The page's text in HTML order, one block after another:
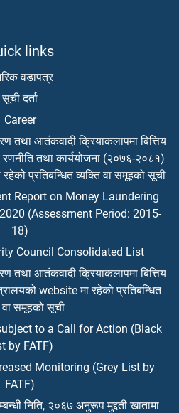
links
वडापत्र
सूची दर्ता
Career
तथा आतंकवादी क्रियाकलापमा बित्तिय
रणनीति तथा कार्ययोजना (२०७६-२०८१)
प्रतिबन्धित व्यक्ति वा समूहको सूची
Report on Money Laundering
(Assessment Period: 2015-
18)
Council Consolidated List
तथा आतंकवादी क्रियाकलापमा बित्तिय
website मा रहेको प्रतिबन्धित
वा समूहको सूची
to a Call for Action (Black
by FATF)
Monitoring (Grey List by
FATF)
निति, २०६७ अनुरूप मुद्दती खातामा